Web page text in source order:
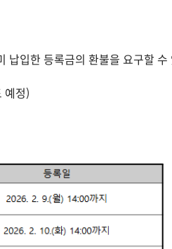
납입한 등록금의 환불을 요구할 수
예정)